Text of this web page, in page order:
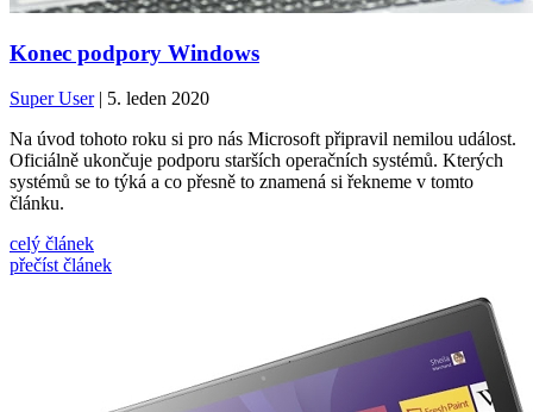
Konec podpory Windows
Super User| 5. leden 2020
Na úvod tohoto roku si pro nás Microsoft připravil nemilou událost.
Oficiálně ukončuje podporu starších operačních systémů. Kterých
systémů se to týká a co přesně to znamená si řekneme v tomto
článku.
celý článek
přečíst článek